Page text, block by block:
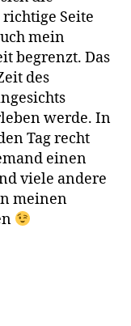
Seite
mein
begrenzt. Das
des
werde. In
Tag recht
einen
viele andere
meinen